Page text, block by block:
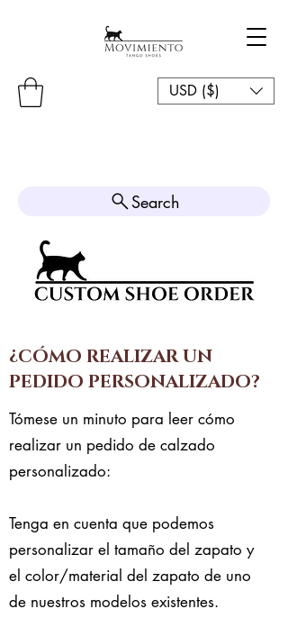
USD ($)
Search
¿CÓMO REALIZAR UN
PEDIDO PERSONALIZADO?
Tómese un minuto para leer cómo
realizar un pedido de calzado
personalizado:
Tenga en cuenta que podemos
personalizar el tamaño del zapato y
el color/material del zapato de uno
de nuestros modelos existentes.